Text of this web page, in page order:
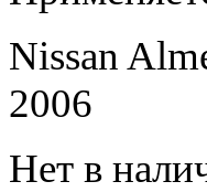
Nissan
2006
Нет в